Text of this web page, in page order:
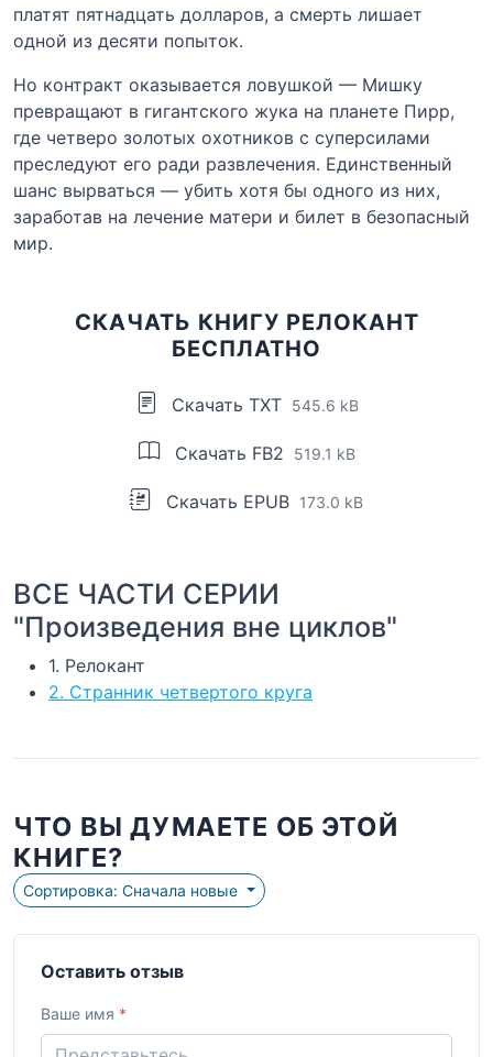
платят пятнадцать долларов, а смерть лишает
одной из десяти попыток.
Но контракт оказывается ловушкой — Мишку
превращают в гигантского жука на планете Пирр,
где четверо золотых охотников с суперсилами
преследуют его ради развлечения. Единственный
шанс вырваться — убить хотя бы одного из них,
заработав на лечение матери и билет в безопасный
мир.
СКАЧАТЬ КНИГУ РЕЛОКАНТ
БЕСПЛАТНО
Скачать TXT 545.6 kB
Скачать FB2 519.1 kB
Скачать EPUB 173.0 kB
ВСЕ ЧАСТИ СЕРИИ
"Произведения вне циклов"
1. Релокант
2. Странник четвертого круга
ЧТО ВЫ ДУМАЕТЕ ОБ ЭТОЙ
КНИГЕ?
Сортировка: Сначала новые
Оставить отзыв
Ваше имя *